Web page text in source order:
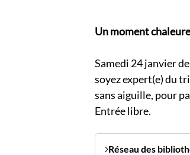
Un moment
Samedi 24 janvier
soyez expert(e) du
sans aiguille, pour
Entrée libre.
Réseau des